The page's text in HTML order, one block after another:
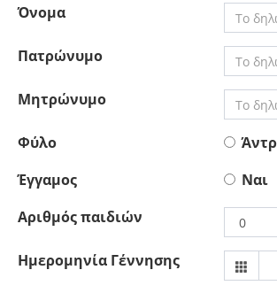
Όνομα
Πατρώνυμο
Μητρώνυμο
Φύλο
Έγγαμος
Ναι
Αριθμός παιδιών
Ημερομηνία Γέννησης